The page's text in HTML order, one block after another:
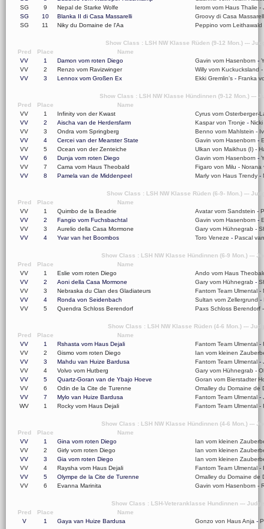
SG
9 Nepal de Starke Wolfe Ierom vom Haus Thalie -
SG
10 Blanka II di Casa Massarelli
Groovy di Casa
SG
11 Niky du Domaine de l'Aa Peppino vom Leithawald
Show Class : LSH NW Klasse Rüden (9-12 Mon.) ---
Pred
Place
Name
VV
1 Damon vom roten Diego Gavin vom Hasenborn -
VV
2 Renzo vom Ravizwinger Willy vom Kuckucksland -
VV
3 Lennox vom Großen Ex Ekki Gremlin's - Franka
Show Class : LSH NW Klasse Hündinnen (9-12 Mon.) ---
Pred
Place
Name
VV
1 Infinity von der Kwast
Cyrus vom Osterberger-
VV
2 Aischa van de Herdersfarm Kaspar von Tronje -
VV
3 Ondra vom Springberg Benno vom Mahlstein -
VV
4 Cercei van der Mearster State Gavin vom Hasenborn -
VV
5 Ocean von der Zenteiche Ulkan von Maikhus (I) -
VV
6 Dunja vom roten Diego Gavin vom Hasenborn -
VV
7 Cama vom Haus Theobald Figaro von Milu - Norana
VV
8 Pamela van de Middenpeel Marly von Haus Trendy -
Show Class : LSH NW Klasse Rüden (6-9- Mon.) ---
Pred
Place
Name
VV
1 Quimbo de la Beadrie Avatar vom Sandstein -
VV
2 Fangio vom Fuchsbachtal Gavin vom Hasenborn -
VV
3 Aurelio della Casa Mormone Gary vom Hühnegrab -
VV
4 Yvar van het Boombos Toro Veneze - Pascal
Show Class : LSH NW Klasse Hündinnen (6-9 Mon.) ---
Pred
Place
Name
VV
1 Eslie vom roten Diego
Ando vom Haus
VV
2 Aoni della Casa Mormone Gary vom Hühnegrab -
VV
3 Nebraska du Clan des Gladiateurs Fantom Team Ulmental -
VV
4 Ronda von Seidenbach Sultan vom Zellergrund -
VV
5 Quendra Schloss Berendorf Paxs Schloss Berendorf
Show Class : LSH NW Klasse Rüden (4-6 Mon.) ---
Pred
Place
Name
VV
1 Rshasta vom Haus Dejali Fantom Team Ulmental -
VV
2 Gismo vom roten Diego
Ian vom kleinen
VV
3 Mahdu van Huize Bardusa Fantom Team Ulmental -
VV
4 Volvo vom Hutberg Gary vom Hühnegrab -
VV
5 Quartz-Goran van de Ybajo Hoeve
Goran vom Bierstadter
VV
6 Odin de la Cite de Turenne
Omalley du Domaine de
VV
7 Mylo van Huize Bardusa Fantom Team Ulmental -
WV
1 Rocky vom Haus Dejali Fantom Team Ulmental -
Show Class : LSH NW Klasse Hündinnen (4-6 Mon.) ---
Pred
Place
Name
VV
1 Gina vom roten Diego
Ian vom kleinen
VV
2 Girly vom roten Diego
Ian vom kleinen
VV
3 Gia vom roten Diego
Ian vom kleinen
VV
4 Raysha vom Haus Dejali Fantom Team Ulmental -
VV
5 Olympe de la Cite de Turenne
Omalley du Domaine de
VV
6 Evanna Marinita Gavin vom Hasenborn -
Show Class : LSH-Veteranklasse Hundinnen ---
Pred
Place
Name
V
1 Gaya van Huize Bardusa Gonzo von Haus Anja -